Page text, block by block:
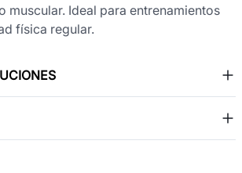
muscular. Ideal para entrenamientos
física regular.